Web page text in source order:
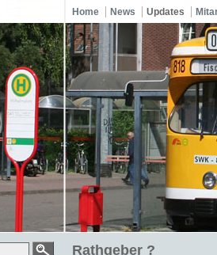
Home News Updates
Rathgeber ?